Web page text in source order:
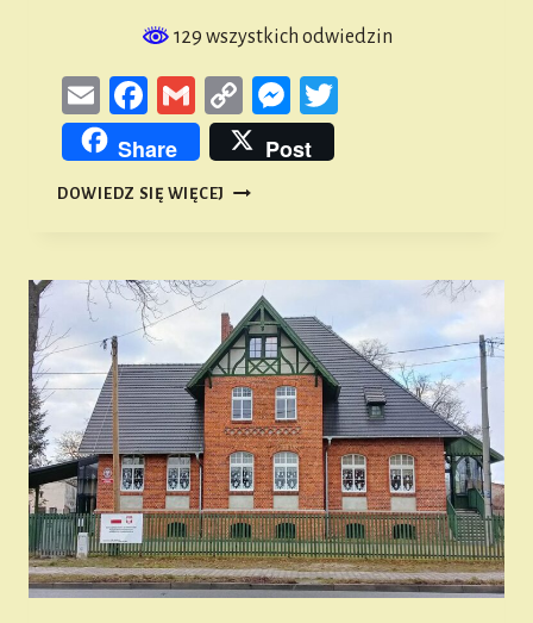
129 wszystkich odwiedzin
EmailFacebook
GmailCopy
Link
Messenger
Share Post
DOWIEDZ SIĘ WIĘCEJ 33